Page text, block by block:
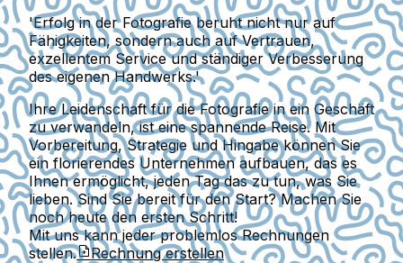
'Erfolg in der Fotografie beruht nicht nur auf
Fähigkeiten, sondern auch auf Vertrauen,
exzellentem Service und ständiger Verbesserung
des eigenen Handwerks.'
Ihre Leidenschaft für die Fotografie in ein Geschäft
zu verwandeln, ist eine spannende Reise. Mit
Vorbereitung, Strategie und Hingabe können Sie
ein florierendes Unternehmen aufbauen, das es
Ihnen ermöglicht, jeden Tag das zu tun, was Sie
lieben. Sind Sie bereit für den Start? Machen Sie
noch heute den ersten Schritt!
Mit uns kann jeder problemlos Rechnungen
stellen.
Rechnung erstellen